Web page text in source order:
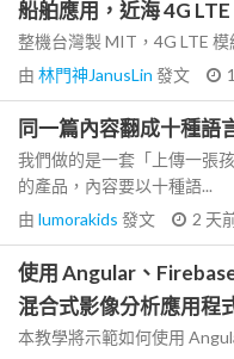
船舶應用，近海 4G
整機台灣製 MIT，4G LTE
由 林門神JanusLin 發文
同一篇內容翻成十種語
我們做的是一套「上傳一張
的產品，內容要以十種語...
由 lumorakids 發文 2 天
使用 Angular、
混合式影像分析應用程
本教學將示範如何使用